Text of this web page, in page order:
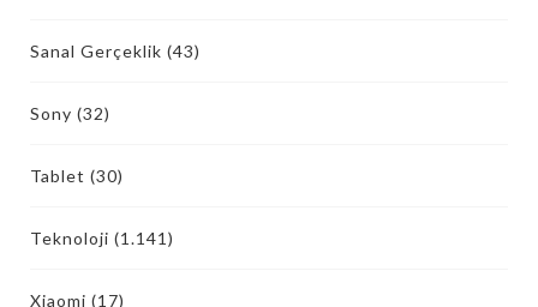
Sanal Gerçeklik (43)
Sony (32)
Tablet (30)
Teknoloji (1.141)
Xiaomi (17)